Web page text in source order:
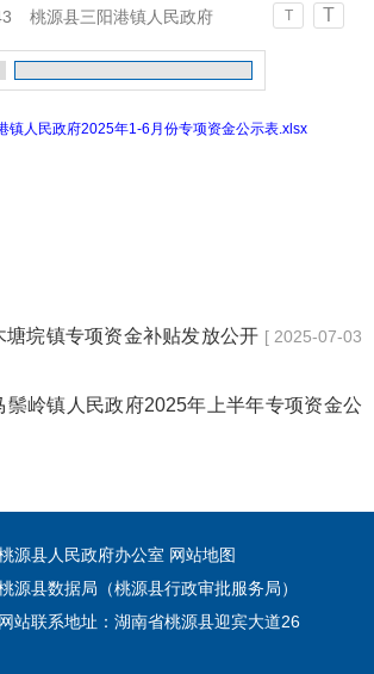
桃源县三阳港镇人民政府 T T
镇人民政府2025年1-6月份专项资金公示表.xlsx
塘垸镇专项资金补贴发放公开 [ 2025-07-03
鬃岭镇人民政府2025年上半年专项资金公
源县人民政府办公室 网站地图
源县数据局（桃源县行政审批服务局）
站联系地址：湖南省桃源县迎宾大道26